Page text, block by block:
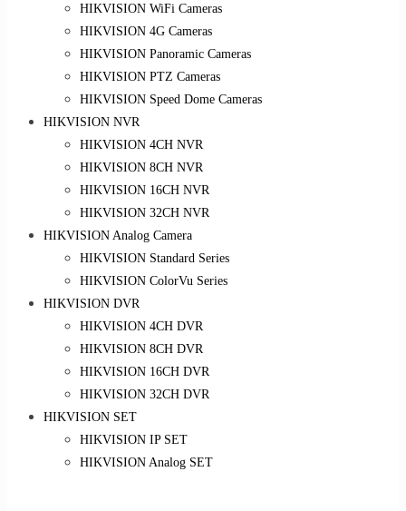
HIKVISION WiFi Cameras
HIKVISION 4G Cameras
HIKVISION Panoramic Cameras
HIKVISION PTZ Cameras
HIKVISION Speed Dome Cameras
HIKVISION NVR
HIKVISION 4CH NVR
HIKVISION 8CH NVR
HIKVISION 16CH NVR
HIKVISION 32CH NVR
HIKVISION Analog Camera
HIKVISION Standard Series
HIKVISION ColorVu Series
HIKVISION DVR
HIKVISION 4CH DVR
HIKVISION 8CH DVR
HIKVISION 16CH DVR
HIKVISION 32CH DVR
HIKVISION SET
HIKVISION IP SET
HIKVISION Analog SET